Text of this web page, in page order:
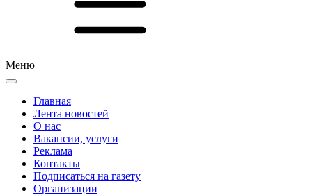
Меню
Главная
Лента новостей
О нас
Вакансии, услуги
Реклама
Контакты
Подписаться на газету
Организации